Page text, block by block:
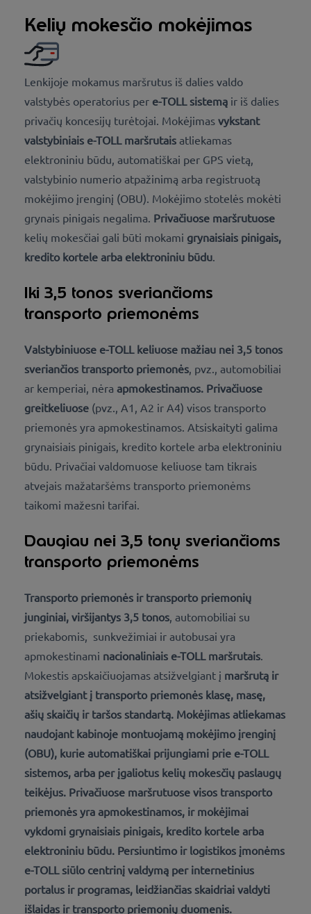
Kelių mokesčio mokėjimas
Lenkijoje mokamus maršrutus iš dalies valdo
valstybės operatorius per e-TOLL sistemą ir iš dalies
privačių koncesijų turėtojai. Mokėjimas vykstant
valstybiniais e-TOLL maršrutais atliekamas
elektroniniu būdu, automatiškai per GPS vietą,
valstybinio numerio atpažinimą arba registruotą
mokėjimo įrenginį (OBU). Mokėjimo stotelės mokėti
grynais pinigais negalima. Privačiuose maršrutuose
kelių mokesčiai gali būti mokami grynaisiais pinigais,
kredito kortele arba elektroniniu būdu.
Iki 3,5 tonos sveriančioms
transporto priemonėms
Valstybiniuose e-TOLL keliuose mažiau nei 3,5 tonos
sveriančios transporto priemonės, pvz., automobiliai
ar kemperiai, nėra apmokestinamos. Privačiuose
greitkeliuose (pvz., A1, A2 ir A4) visos transporto
priemonės yra apmokestinamos. Atsiskaityti galima
grynaisiais pinigais, kredito kortele arba elektroniniu
būdu. Privačiai valdomuose keliuose tam tikrais
atvejais mažataršėms transporto priemonėms
taikomi mažesni tarifai.
Daugiau nei 3,5 tonų sveriančioms
transporto priemonėms
Transporto priemonės ir transporto priemonių
junginiai, viršijantys 3,5 tonos , automobiliai su
priekabomis, sunkvežimiai ir autobusai yra
apmokestinami nacionaliniais e-TOLL maršrutais
Mokestis apskaičiuojamas atsižvelgiant į maršrutą ir
atsižvelgiant į transporto priemonės klasę, masę,
ašių skaičių ir taršos standartą. Mokėjimas atliekamas
naudojant kabinoje montuojamą mokėjimo įrenginį
(OBU), kurie automatiškai prijungiami prie e-TOLL
sistemos, arba per įgaliotus kelių mokesčių paslaugų
teikėjus. Privačiuose maršrutuose visos transporto
priemonės yra apmokestinamos, ir mokėjimai
vykdomi grynaisiais pinigais, kredito kortele arba
elektroniniu būdu. Persiuntimo ir logistikos įmonėms
e-TOLL siūlo centrinį valdymą per internetinius
portalus ir programas, leidžiančias skaidriai valdyti
išlaidas ir transporto priemonių duomenis.